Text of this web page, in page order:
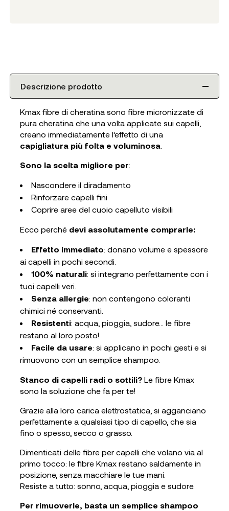
Descrizione prodotto
Kmax fibre di cheratina sono fibre micronizzate di
pura cheratina che una volta applicate sui capelli,
creano immediatamente l’effetto di una
capigliatura più folta e voluminosa.
Sono la scelta migliore per:
Nascondere il diradamento
Rinforzare capelli fini
Coprire aree del cuoio capelluto visibili
Ecco perchédevi assolutamente comprarle:
Effetto immediato: donano volume e spessore
ai capelli in pochi secondi.
100% naturali: si integrano perfettamente con i
tuoi capelli veri.
Senza allergie: non contengono coloranti
chimici né conservanti.
Resistenti: acqua, pioggia, sudore... le fibre
restano al loro posto!
Facile da usare: si applicano in pochi gesti e si
rimuovono con un semplice shampoo.
Stanco di capelli radi o sottili?Le fibre Kmax
sono la soluzione che fa per te!
Grazie alla loro carica elettrostatica, si agganciano
perfettamente a qualsiasi tipo di capello, che sia
fino o spesso, secco o grasso.
Dimenticati delle fibre per capelli che volano via al
primo tocco: le fibre Kmax restano saldamente in
posizione, senza macchiare le tue mani.
Resiste a tutto: sonno, acqua, pioggia e sudore.
Per rimuoverle, basta un semplice shampoo